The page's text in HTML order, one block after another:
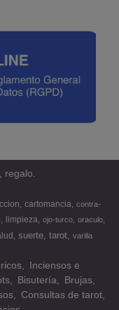
cartomancia
contra-
limpieza ojo-turco oraculo
suerte tarot varilla
Inciensos e
Bisutería
Brujas
Consultas de tarot